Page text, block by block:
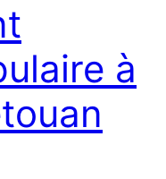
à